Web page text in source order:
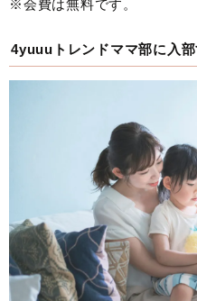
※会費は無料です。
4yuuuトレンドママ部に入